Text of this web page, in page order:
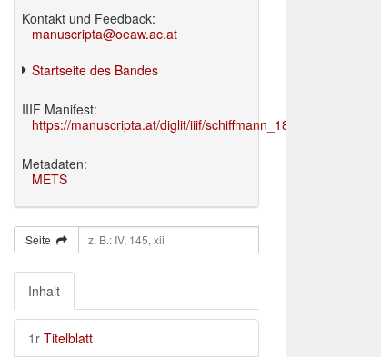
Kontakt und Feedback:
manuscripta@oeaw.ac.at
Startseite des Bandes
IIIF Manifest:
https://manuscripta.at/diglit/iiif/schiffmann_1895/manifest.json
Metadaten:
METS
Seite
Inhalt
1r Titelblatt